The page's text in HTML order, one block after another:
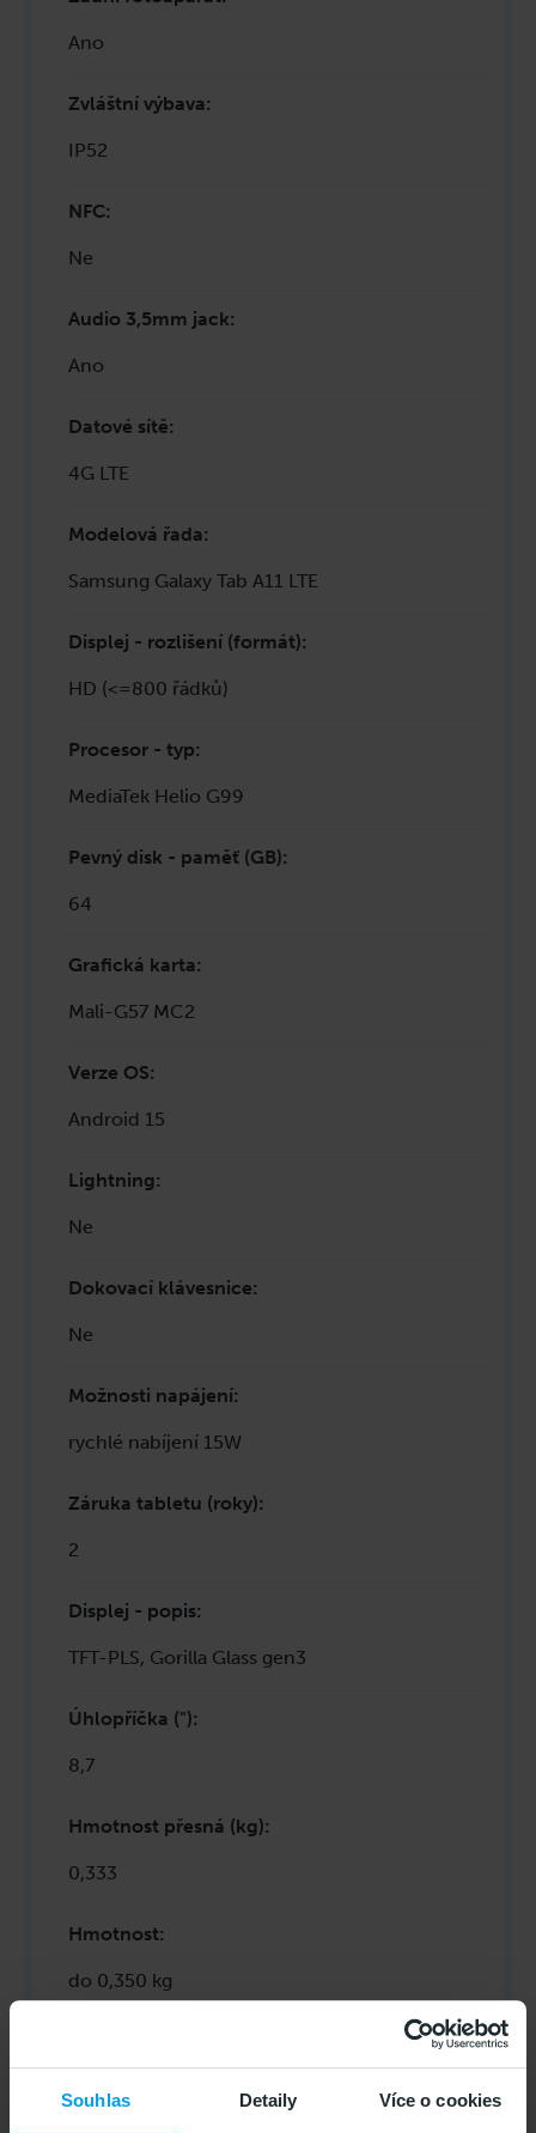
Souhlas Detaily Více o cookies
Ano
Zvláštní výbava:
IP52
NFC:
Ne
Audio 3,5mm jack:
Ano
Datové sítě:
4G LTE
Modelová řada:
Samsung Galaxy Tab A11 LTE
Displej - rozlišení (formát):
HD (<=800 řádků)
Procesor - typ:
MediaTek Helio G99
Pevný disk - paměť (GB):
64
Grafická karta:
Mali-G57 MC2
Verze OS:
Android 15
Lightning:
Ne
Dokovací klávesnice:
Ne
Možnosti napájení:
rychlé nabíjení 15W
Záruka tabletu (roky):
2
Displej - popis:
TFT-PLS, Gorilla Glass gen3
Úhlopříčka ("):
8,7
Hmotnost přesná (kg):
0,333
Hmotnost:
do 0,350 kg
Gray